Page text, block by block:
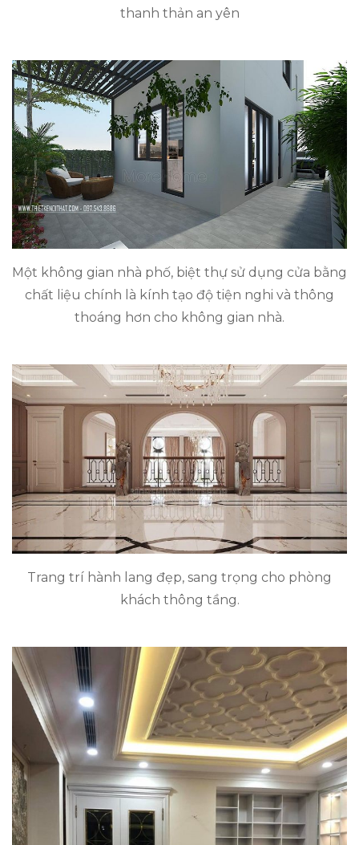
thanh thản an yên
Một không gian nhà phố, biệt thự sử dụng cửa bằng
chất liệu chính là kính tạo độ tiện nghi và thông
thoáng hơn cho không gian nhà.
Trang trí hành lang đẹp, sang trọng cho phòng
khách thông tầng.